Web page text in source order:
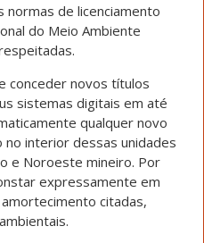
normas de licenciamento
do Meio Ambiente
conceder novos títulos
sistemas digitais em até
qualquer novo
interior dessas unidades
e Noroeste mineiro. Por
expressamente em
citadas,